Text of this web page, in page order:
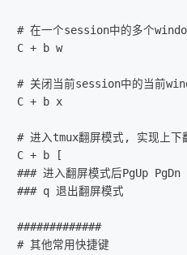
# 在一个session中的多个
C + b w
# 关闭当前session中的当前
C + b x
# 进入tmux翻屏模式, 实现上下
C + b [
### 进入翻屏模式后PgUp
### q 退出翻屏模式
#############
# 其他常用快捷键